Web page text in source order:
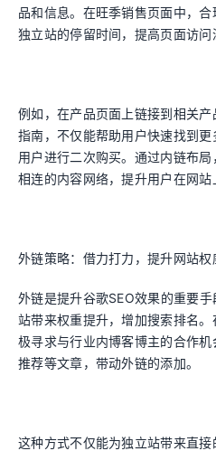
品和信息。在旺季销售页面中，
独立站的停留时间，提高页面访问
例如，在产品页面上链接到相关
指南，不仅能帮助用户快速找到
用户进行二次购买。通过内链布
相连的内容网络，提升用户在网站
外链策略：借力打力，提升网站权
外链是提升谷歌SEO效果的重要
站带来权重提升，增加搜索排名
极寻求与行业内博客博主的合作
推荐等文章，带动外链的添加。
这种方式不仅能为独立站带来直